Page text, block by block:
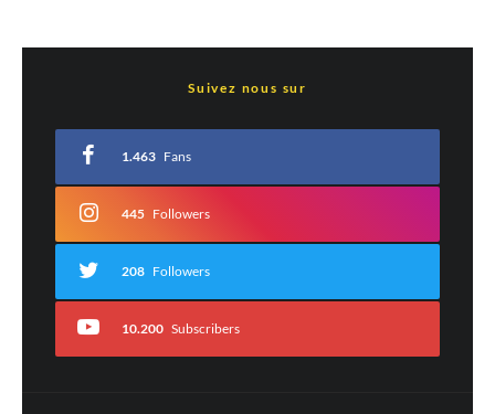
*
Commentaire*
Suivez nous sur
1.463 Fans
445 Followers
208 Followers
10.200 Subscribers